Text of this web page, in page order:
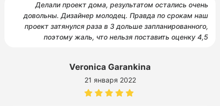
Делали проект дома, результатом остались очень
довольны. Дизайнер молодец. Правда по срокам наш
проект затянулся раза в 3 дольше запланированного,
поэтому жаль, что нельзя поставить оценку 4,5
Veronica Garankina
21 января 2022